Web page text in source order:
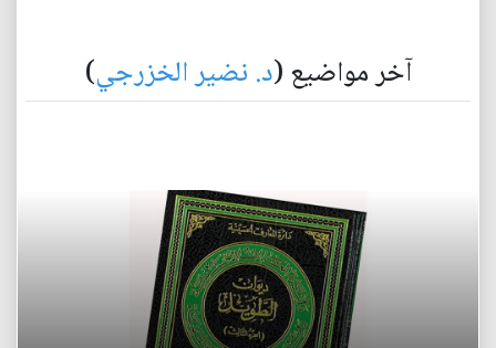
آخر مواضيع (د. نضير الخزرجي)